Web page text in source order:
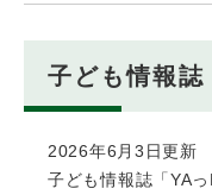
子ども情報誌
2026年6月3日更新
子ども情報誌「YAっ